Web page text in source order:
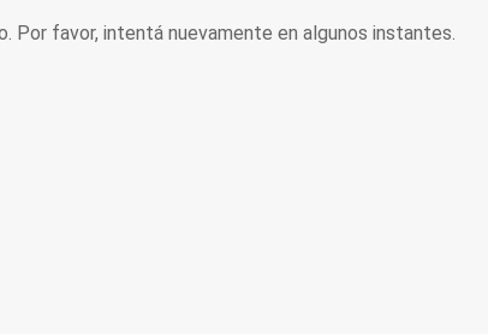
Por favor, intentá nuevamente en algunos instantes.